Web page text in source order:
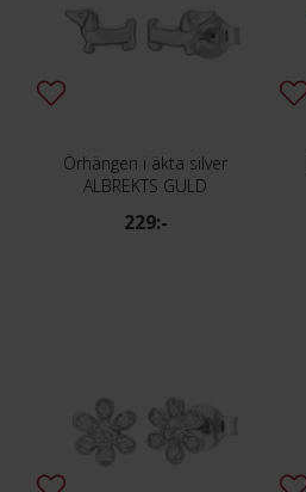
Örhängen i äkta silver
ALBREKTS GULD
229:-